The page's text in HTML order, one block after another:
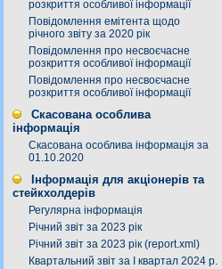
розкриття особливої інформації
Повідомлення емітента щодо
річного звіту за 2020 рік
Повідомлення про несвоєчасне
розкриття особливої інформації
Повідомлення про несвоєчасне
розкриття особливої інформації
Скасована особлива
інформація
Скасована особлива інформація за
01.10.2020
Інформація для акціонерів та
стейкхолдерів
Регулярна інформація
Річний звіт за 2023 рік
Річний звіт за 2023 рік (report.xml)
Квартальний звіт за І квартал 2024 р.